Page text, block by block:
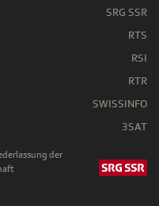
SRG SSR
RTS
RSI
RTR
SWISSINFO
3SAT
der